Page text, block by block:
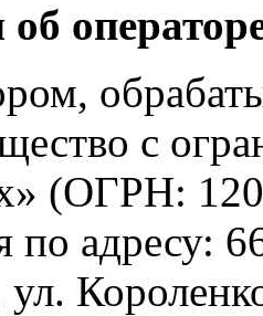
с
(ОГРН:
по адресу: